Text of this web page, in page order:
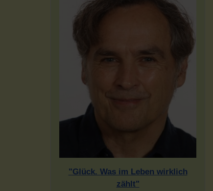
"Glück. Was im Leben wirklich
zählt"